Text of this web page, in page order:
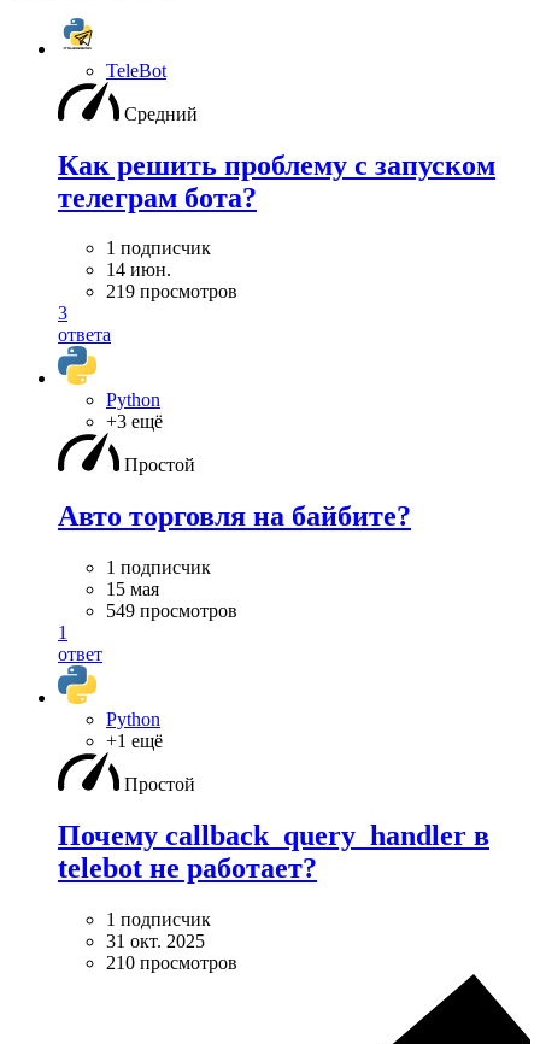
TeleBot
Средний
Как решить проблему с запуском
телеграм бота?
1 подписчик
14 июн.
219 просмотров
3
ответа
Python
+3 ещё
Простой
Авто торговля на байбите?
1 подписчик
15 мая
549 просмотров
1
ответ
Python
+1 ещё
Простой
Почему callback_query_handler в
telebot не работает?
1 подписчик
31 окт. 2025
210 просмотров